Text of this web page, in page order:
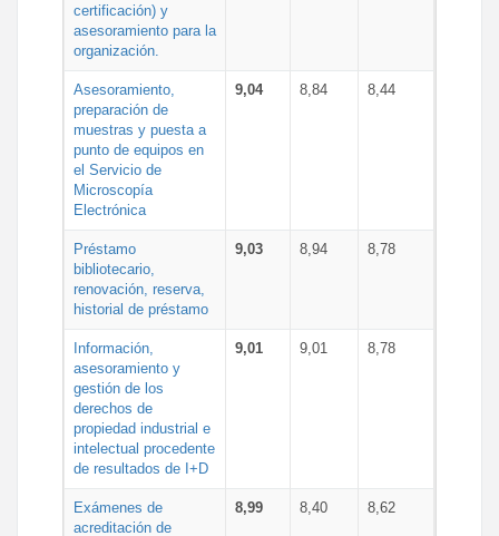
certificación) y
asesoramiento para la
organización.
Asesoramiento,
preparación de
muestras y puesta a
punto de equipos en
el Servicio de
Microscopía
Electrónica
9,04 8,84 8,44
Préstamo
bibliotecario,
renovación, reserva,
historial de préstamo
9,03 8,94 8,78
Información,
asesoramiento y
gestión de los
derechos de
propiedad industrial e
intelectual procedente
de resultados de I+D
9,01 9,01 8,78
Exámenes de
acreditación de
8,99 8,40 8,62